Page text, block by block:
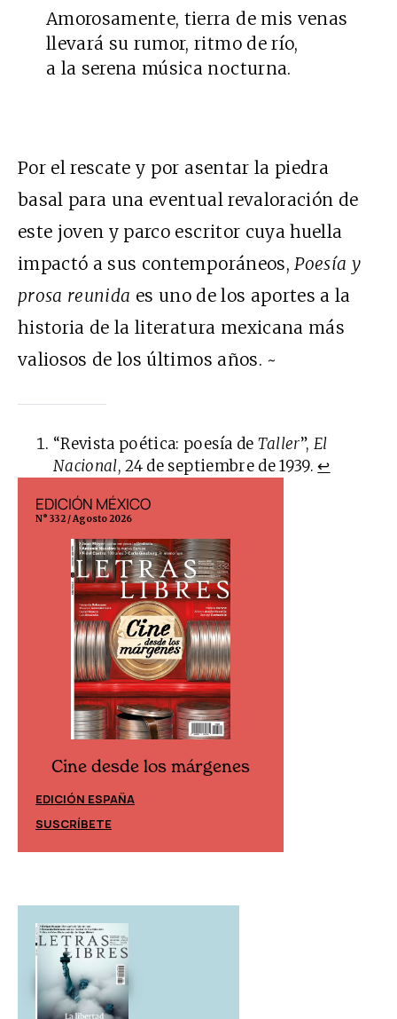
Amorosamente, tierra de mis venas
llevará su rumor, ritmo de río,
a la serena música nocturna.
Por el rescate y por asentar la piedra
basal para una eventual revaloración de
este joven y parco escritor cuya huella
impactó a sus contemporáneos,Poesía y
prosa reunida es uno de los aportes a la
historia de la literatura mexicana más
valiosos de los últimos años. ~
“Revista poética: poesía de Taller”, El
Nacional, 24 de septiembre de 1939.↩︎
EDICIÓN MÉXICO
N° 332 / Agosto 2026
Cine desde los márgenes
EDICIÓN ESPAÑA
SUSCRÍBETE